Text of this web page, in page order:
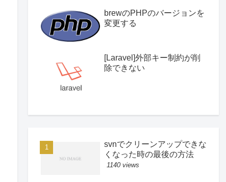
brewのPHPのバージョンを
変更する
[Laravel]外部キー制約が削
除できない
svnでクリーンアップできな
くなった時の最後の方法
1140 views